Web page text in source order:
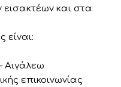
και στα
είναι:
Αιγάλεω
επικοινωνίας